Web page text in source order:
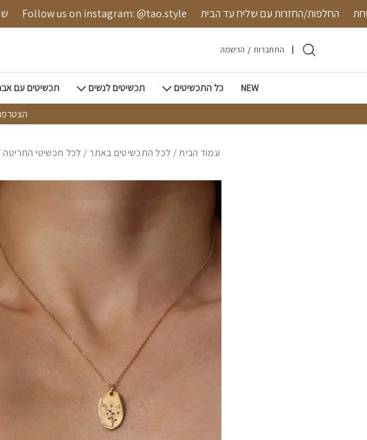
Skip to Content
מאובטחת החלפות/החזרות עם שליח עד הבית us on instagram: @tao.style
התחברות / הרשמה
NEW כל התכשיטים תכשיטים לנשים תכשיטים עם
הצטרפו
עמוד הבית/ לכל התכשיטים באתר / לכל תכשיטי החריטה
בחזרה למעלה